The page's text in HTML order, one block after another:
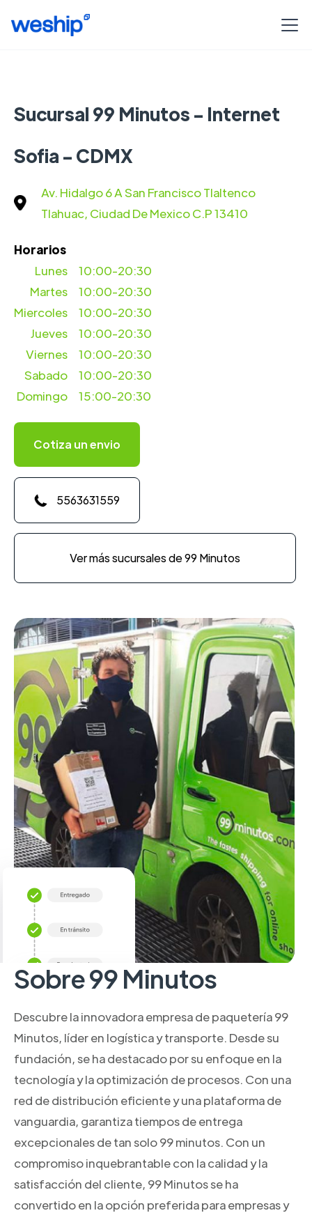
Sucursal 99 Minutos - Internet
Sofia - CDMX
Av. Hidalgo 6 A San Francisco Tlaltenco
Tlahuac, Ciudad De Mexico C.P 13410
Horarios
10:00-20:30
Martes
Miercoles
Lunes
10:00-20:30
10:00-20:30
Jueves
10:00-20:30
Viernes
10:00-20:30
Sabado
10:00-20:30
Domingo
15:00-20:30
Cotiza un envio
5563631559
Ver más sucursales de 99 Minutos
Sobre 99 Minutos
Descubre la innovadora empresa de paquetería 99
Minutos, líder en logística y transporte. Desde su
fundación, se ha destacado por su enfoque en la
tecnología y la optimización de procesos. Con una
red de distribución eficiente y una plataforma de
vanguardia, garantiza tiempos de entrega
excepcionales de tan solo 99 minutos. Con un
compromiso inquebrantable con la calidad y la
satisfacción del cliente, 99 Minutos se ha
convertido en la opción preferida para empresas y